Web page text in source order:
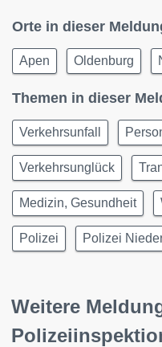
Orte in dieser
Apen Oldenburg
Themen in dieser
Verkehrsunfall
Verkehrsunglück
Medizin, Gesundheit
Polizei Polizei
Weitere